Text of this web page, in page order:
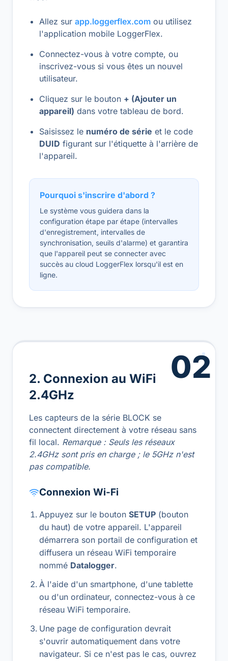
Allez sur app.loggerflex.com ou utilisez
l'application mobile LoggerFlex.
Connectez-vous à votre compte, ou
inscrivez-vous si vous êtes un nouvel
utilisateur.
Cliquez sur le bouton + (Ajouter un
appareil) dans votre tableau de bord.
Saisissez le numéro de série et le code
DUID figurant sur l'étiquette à l'arrière de
l'appareil.
Pourquoi s'inscrire d'abord ?
Le système vous guidera dans la
configuration étape par étape (intervalles
d'enregistrement, intervalles de
synchronisation, seuils d'alarme) et garantira
que l'appareil peut se connecter avec
succès au cloud LoggerFlex lorsqu'il est en
ligne.
02
2. Connexion au WiFi
2.4GHz
Les capteurs de la série BLOCK se
connectent directement à votre réseau sans
fil local. Remarque : Seuls les réseaux
2.4GHz sont pris en charge ; le 5GHz n'est
pas compatible.
Connexion Wi-Fi
Appuyez sur le bouton SETUP (bouton
du haut) de votre appareil. L'appareil
démarrera son portail de configuration et
diffusera un réseau WiFi temporaire
nommé Datalogger.
À l'aide d'un smartphone, d'une tablette
ou d'un ordinateur, connectez-vous à ce
réseau WiFi temporaire.
Une page de configuration devrait
s'ouvrir automatiquement dans votre
navigateur. Si ce n'est pas le cas, ouvrez